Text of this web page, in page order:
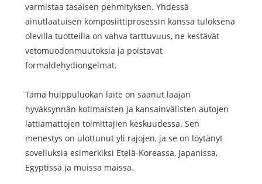
varmistaa tasaisen pehmityksen. Yhdessä
ainutlaatuisen komposiittiprosessin kanssa tuloksena
olevilla tuotteilla on vahva tarttuvuus, ne kestävät
vetomuodonmuutoksia ja poistavat
formaldehydiongelmat.
Tämä huippuluokan laite on saanut laajan
hyväksynnän kotimaisten ja kansainvälisten autojen
lattiamattojen toimittajien keskuudessa. Sen
menestys on ulottunut yli rajojen, ja se on löytänyt
sovelluksia esimerkiksi Etelä-Koreassa, Japanissa,
Egyptissä ja muissa maissa.